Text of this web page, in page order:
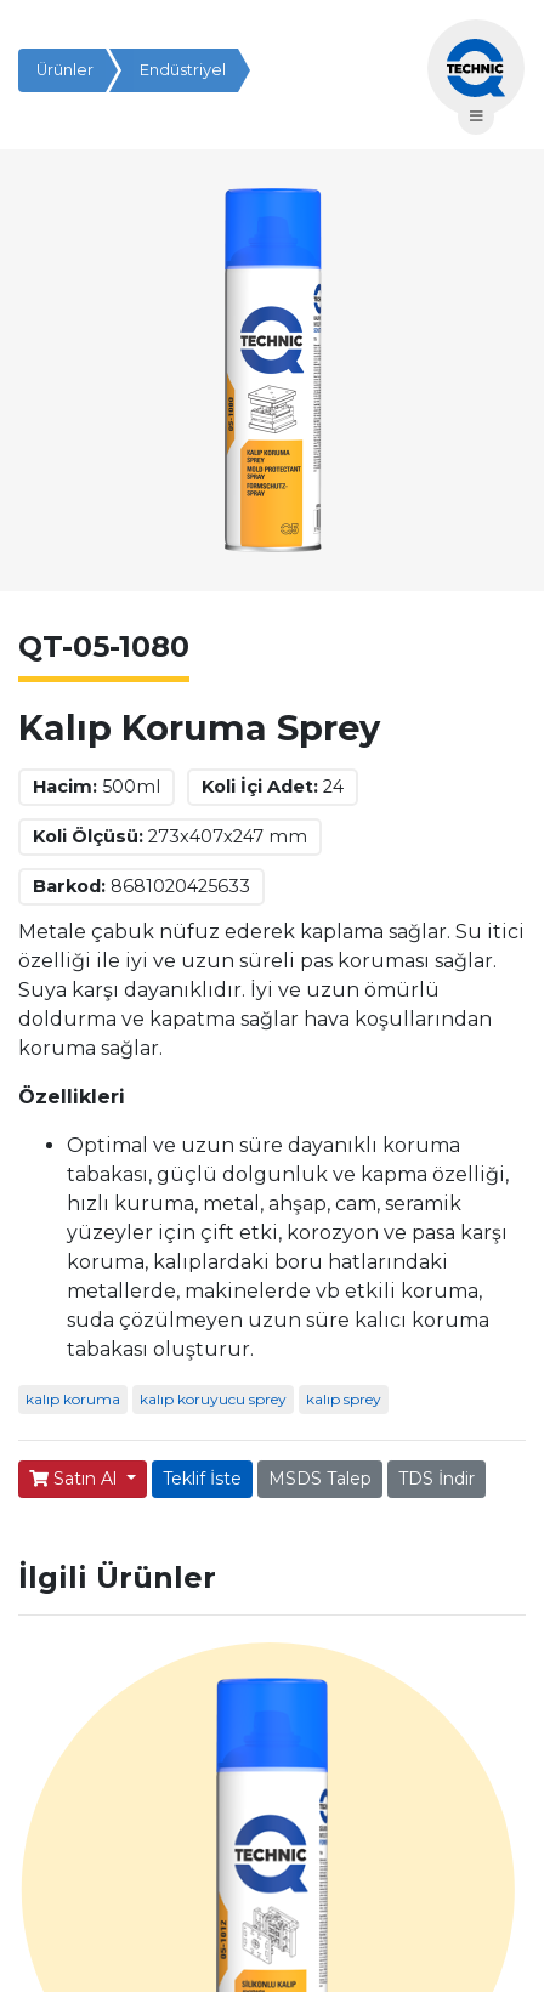
Ürünler Endüstriyel
Kalıp Koruma Sprey
QT-05-1080
Hacim: 500ml Koli İçi Adet: 24
Koli Ölçüsü: 273x407x247 mm
Barkod: 8681020425633
Metale çabuk nüfuz ederek kaplama sağlar. Su itici
özelliği ile iyi ve uzun süreli pas koruması sağlar.
Suya karşı dayanıklıdır. İyi ve uzun ömürlü
doldurma ve kapatma sağlar hava koşullarından
koruma sağlar.
Özellikleri
Optimal ve uzun süre dayanıklı koruma
tabakası, güçlü dolgunluk ve kapma özelliği,
hızlı kuruma, metal, ahşap, cam, seramik
yüzeyler için çift etki, korozyon ve pasa karşı
koruma, kalıplardaki boru hatlarındaki
metallerde, makinelerde vb etkili koruma,
suda çözülmeyen uzun süre kalıcı koruma
tabakası oluşturur.
kalıp koruma kalıp koruyucu sprey kalıp sprey
Satın Al Teklif İste MSDS Talep TDS İndir
İlgili Ürünler